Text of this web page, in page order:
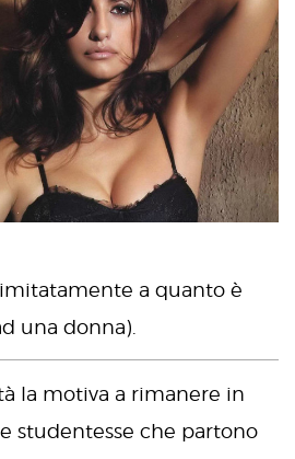
a quanto è
una donna).
la motiva a rimanere in
studentesse che partono